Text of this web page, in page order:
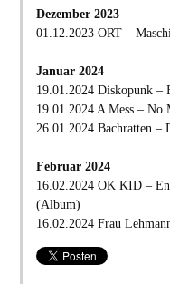
Dezember 2023
01.12.2023 ORT –
Januar 2024
19.01.2024 Diskopunk –
19.01.2024 A Mess – No
26.01.2024 Bachratten
Februar 2024
16.02.2024 OK KID –
(Album)
16.02.2024 Frau